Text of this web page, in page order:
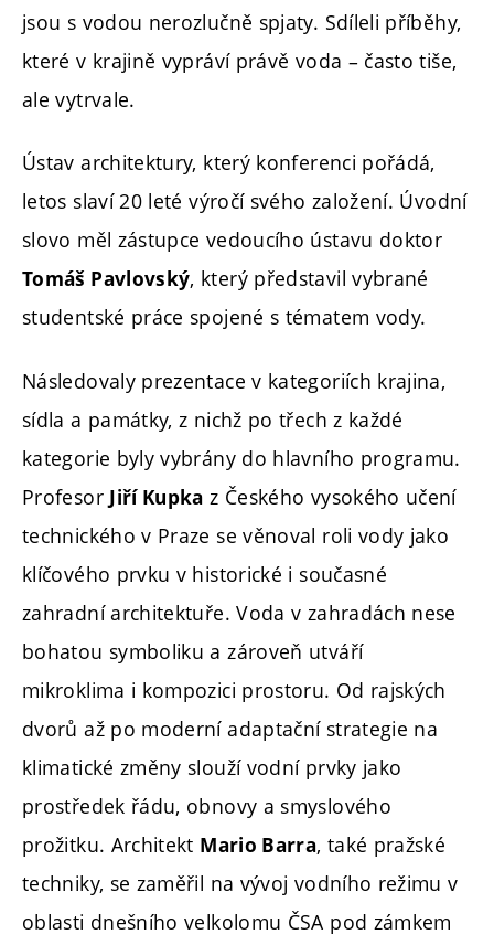
jsou s vodou nerozlučně spjaty. Sdíleli příběhy,
které v krajině vypráví právě voda – často tiše,
ale vytrvale.
Ústav architektury, který konferenci pořádá,
letos slaví 20 leté výročí svého založení. Úvodní
slovo měl zástupce vedoucího ústavu doktor
Tomáš Pavlovský, který představil vybrané
studentské práce spojené s tématem vody.
Následovaly prezentace v kategoriích krajina,
sídla a památky, z nichž po třech z každé
kategorie byly vybrány do hlavního programu.
Profesor Jiří Kupka z Českého vysokého učení
technického v Praze se věnoval roli vody jako
klíčového prvku v historické i současné
zahradní architektuře. Voda v zahradách nese
bohatou symboliku a zároveň utváří
mikroklima i kompozici prostoru. Od rajských
dvorů až po moderní adaptační strategie na
klimatické změny slouží vodní prvky jako
prostředek řádu, obnovy a smyslového
prožitku. Architekt Mario Barra, také pražské
techniky, se zaměřil na vývoj vodního režimu v
oblasti dnešního velkolomu ČSA pod zámkem